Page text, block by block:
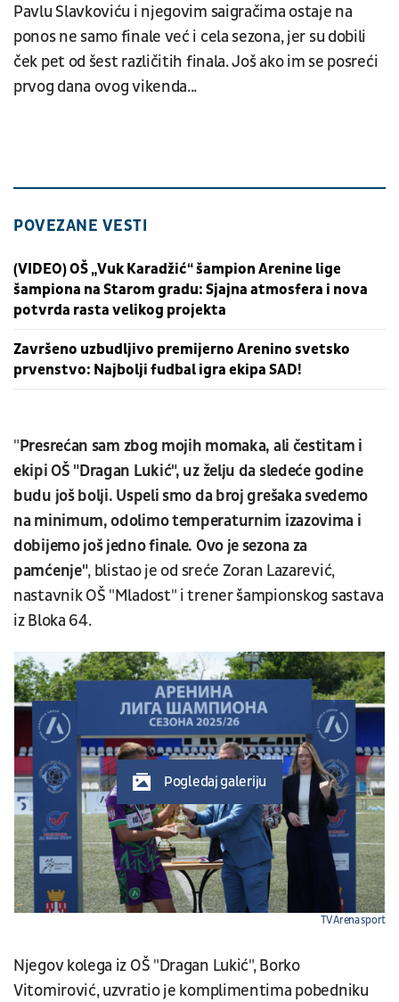
Pavlu Slavkoviću i njegovim saigračima ostaje na
ponos ne samo finale već i cela sezona, jer su dobili
ček pet od šest različitih finala. Još ako im se posreći
prvog dana ovog vikenda...
POVEZANE VESTI
(VIDEO) OŠ „Vuk Karadžić“ šampion Arenine lige
šampiona na Starom gradu: Sjajna atmosfera i nova
potvrda rasta velikog projekta
Završeno uzbudljivo premijerno Arenino svetsko
prvenstvo: Najbolji fudbal igra ekipa SAD!
"Presrećan sam zbog mojih momaka, ali čestitam i
ekipi OŠ "Dragan Lukić", uz želju da sledeće godine
budu još bolji. Uspeli smo da broj grešaka svedemo
na minimum, odolimo temperaturnim izazovima i
dobijemo još jedno finale. Ovo je sezona za
pamćenje", blistao je od sreće Zoran Lazarević,
nastavnik OŠ "Mladost" i trener šampionskog sastava
iz Bloka 64.
TV Arena sport
Pogledaj galeriju
Njegov kolega iz OŠ "Dragan Lukić", Borko
Vitomirović, uzvratio je komplimentima pobedniku